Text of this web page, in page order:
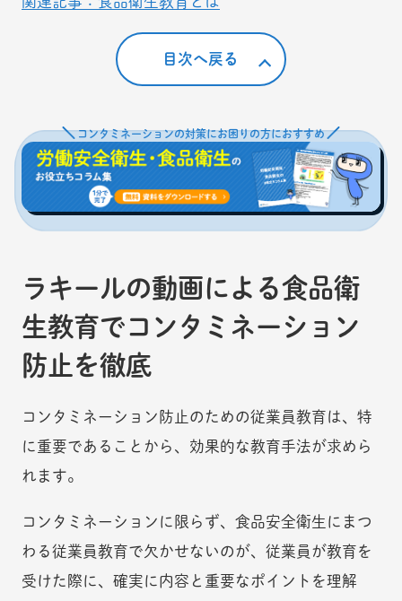
目次へ戻る
コンタミネーションの対策にお困りの方におすすめ
ラキールの動画による食品衛
生教育でコンタミネーション
防止を徹底
コンタミネーション防止のための従業員教育は、特
に重要であることから、効果的な教育手法が求めら
れます。
コンタミネーションに限らず、食品安全衛生にまつ
わる従業員教育で欠かせないのが、従業員が教育を
受けた際に、確実に内容と重要なポイントを理解